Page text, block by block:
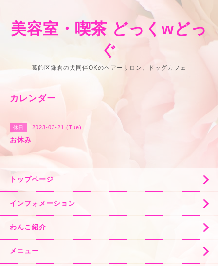
美容室・喫茶 どっくwどっ
ぐ
葛飾区鎌倉の犬同伴OKのヘアーサロン、ドッグカフェ
カレンダー
休日 2023-03-21 (Tue)
お休み
トップページ
インフォメーション
わんこ紹介
メニュー